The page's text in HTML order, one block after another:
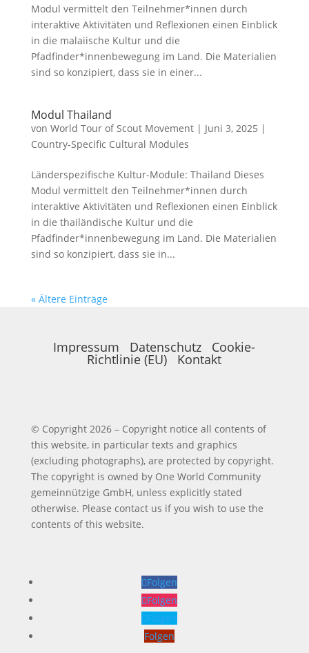
Modul vermittelt den Teilnehmer*innen durch
interaktive Aktivitäten und Reflexionen einen Einblick
in die malaiische Kultur und die
Pfadfinder*innenbewegung im Land. Die Materialien
sind so konzipiert, dass sie in einer...
Modul Thailand
von World Tour of Scout Movement| Juni 3, 2025 |
Country-Specific Cultural Modules
Länderspezifische Kultur-Module: Thailand Dieses
Modul vermittelt den Teilnehmer*innen durch
interaktive Aktivitäten und Reflexionen einen Einblick
in die thailändische Kultur und die
Pfadfinder*innenbewegung im Land. Die Materialien
sind so konzipiert, dass sie in...
« Ältere Einträge
Impressum Datenschutz Cookie-
Richtlinie (EU) Kontakt
© Copyright 2026 – Copyright notice all contents of
this website, in particular texts and graphics
(excluding photographs), are protected by copyright.
The copyright is owned by One World Community
gemeinnützige GmbH, unless explicitly stated
otherwise. Please contact us if you wish to use the
contents of this website.
Folgen
Folgen
Folgen
Folgen